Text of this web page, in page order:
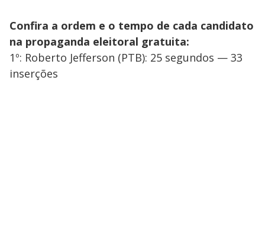
Confira a ordem e o tempo de cada candidato
na propaganda eleitoral gratuita:
1º: Roberto Jefferson (PTB): 25 segundos — 33
inserções